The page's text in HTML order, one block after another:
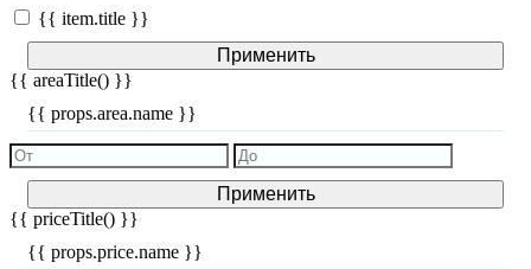
{{ item.title }}
Применить
{{ areaTitle() }}
{{ props.area.name }}
Применить
{{ priceTitle() }}
{{ props.price.name }}